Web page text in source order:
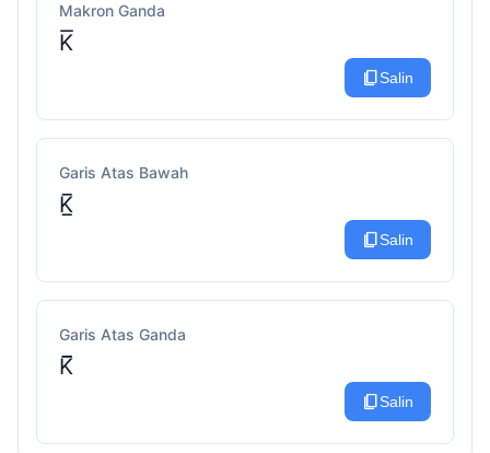
Makron Ganda
K͞
content_copySalin
Garis Atas Bawah
K̲̅
content_copySalin
Garis Atas Ganda
K̅̅
content_copySalin